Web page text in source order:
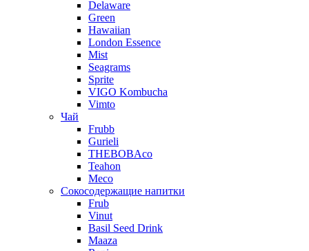
Delaware
Green
Hawaiian
London Essence
Mist
Seagrams
Sprite
VIGO Kombucha
Vimto
Чай
Frubb
Gurieli
THEBOBAco
Teahon
Meco
Сокосодержащие напитки
Frub
Vinut
Basil Seed Drink
Maaza